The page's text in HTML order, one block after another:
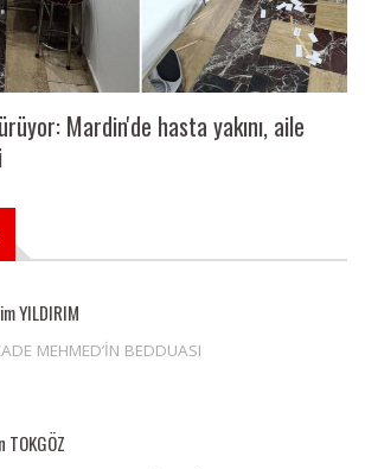
Mardin'de hasta yakını, aile
YILDIRIM
MEHMED’İN BEDDUASI
TOKGÖZ